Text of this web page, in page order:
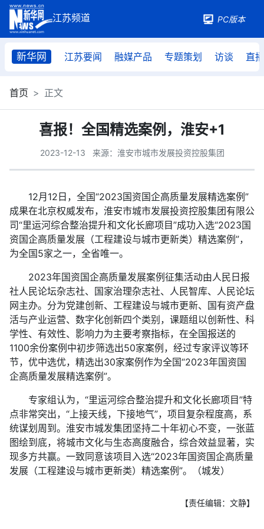
PC版本
新华网 江苏要闻 融媒产品 专题策划 访谈 直播
首页 正文
喜报！全国精选案例，淮安+1
2023-12-13 来源：淮安市城市发展投资控股集团
12月12日，全国“2023国资国企高质量发展精选案例”
成果在北京权威发布，淮安市城市发展投资控股集团有限公
司“里运河综合整治提升和文化长廊项目”成功入选“2023国
资国企高质量发展（工程建设与城市更新类）精选案例”，
为全国5家之一，全省唯一。
2023年国资国企高质量发展案例征集活动由人民日报
社人民论坛杂志社、国家治理杂志社、人民智库、人民论坛
网主办。分为党建创新、工程建设与城市更新、国有资产盘
活与产业运营、数字化创新四个类别，课题组以创新性、科
学性、有效性、影响力为主要考察指标，在全国报送的
1100余份案例中初步筛选出50家案例，经过专家评议等环
节，优中选优，精选出30家案例作为全国“2023年国资国
企高质量发展精选案例”。
专家组认为，“里运河综合整治提升和文化长廊项目”特
点非常突出，“上接天线，下接地气”，项目复杂程度高，系
统谋划周到。淮安市城发集团坚持二十年初心不变，一张蓝
图绘到底，将城市文化与生态高度融合，综合效益显著，实
现多方共赢。一致同意该项目入选“2023年国资国企高质量
发展（工程建设与城市更新类）精选案例”。（城发）
【责任编辑：文静】